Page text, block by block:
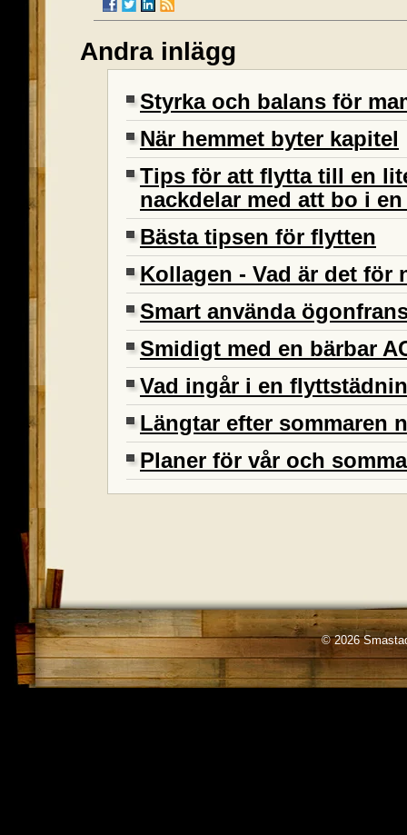
Andra inlägg
Styrka och balans för
När hemmet byter kapitel
Tips för att flytta till en
nackdelar med att bo i
Bästa tipsen för flytten
Kollagen - Vad är det för
Smart använda
Smidigt med en bärbar
Vad ingår i en
Längtar efter sommaren
Planer för vår och
© 2026